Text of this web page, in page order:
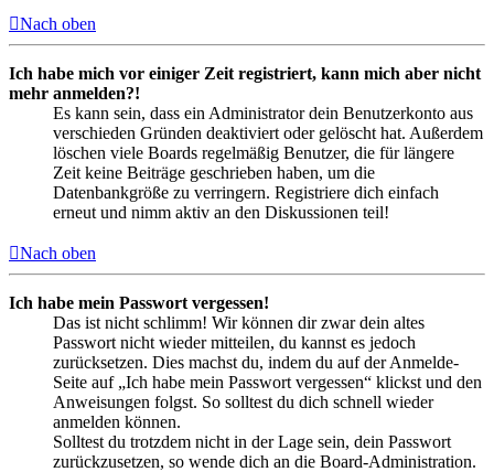
Nach oben
Ich habe mich vor einiger Zeit registriert, kann mich aber nicht
mehr anmelden?!
Es kann sein, dass ein Administrator dein Benutzerkonto aus
verschieden Gründen deaktiviert oder gelöscht hat. Außerdem
löschen viele Boards regelmäßig Benutzer, die für längere
Zeit keine Beiträge geschrieben haben, um die
Datenbankgröße zu verringern. Registriere dich einfach
erneut und nimm aktiv an den Diskussionen teil!
Nach oben
Ich habe mein Passwort vergessen!
Das ist nicht schlimm! Wir können dir zwar dein altes
Passwort nicht wieder mitteilen, du kannst es jedoch
zurücksetzen. Dies machst du, indem du auf der Anmelde-
Seite auf „Ich habe mein Passwort vergessen“ klickst und den
Anweisungen folgst. So solltest du dich schnell wieder
anmelden können.
Solltest du trotzdem nicht in der Lage sein, dein Passwort
zurückzusetzen, so wende dich an die Board-Administration.